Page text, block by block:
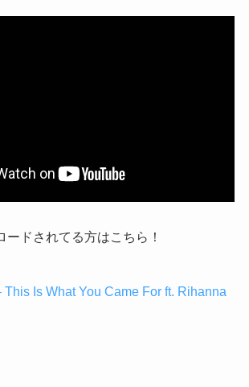
ードされてる方はこちら！
Is What You Came For ft. Rihanna